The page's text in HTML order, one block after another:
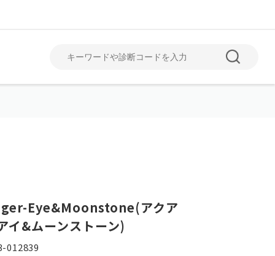
Eye&Moonstone(アクア
イ&ムーンストーン)
012839